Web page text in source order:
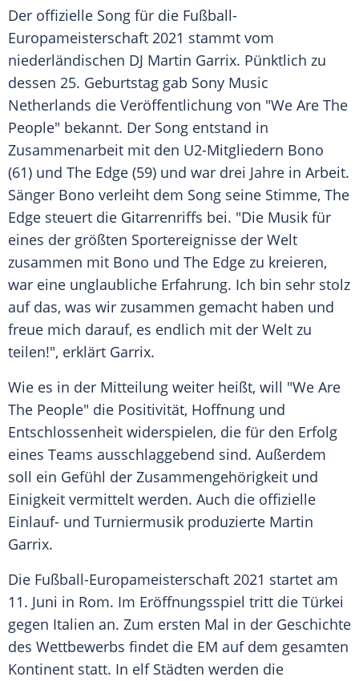
Der offizielle Song für die Fußball-
Europameisterschaft 2021 stammt vom
niederländischen DJ Martin Garrix. Pünktlich zu
dessen 25. Geburtstag gab Sony Music
Netherlands die Veröffentlichung von "We Are The
People" bekannt. Der Song entstand in
Zusammenarbeit mit den U2-Mitgliedern Bono
(61) und The Edge (59) und war drei Jahre in Arbeit.
Sänger Bono verleiht dem Song seine Stimme, The
Edge steuert die Gitarrenriffs bei. "Die Musik für
eines der größten Sportereignisse der Welt
zusammen mit Bono und The Edge zu kreieren,
war eine unglaubliche Erfahrung. Ich bin sehr stolz
auf das, was wir zusammen gemacht haben und
freue mich darauf, es endlich mit der Welt zu
teilen!", erklärt Garrix.
Wie es in der Mitteilung weiter heißt, will "We Are
The People" die Positivität, Hoffnung und
Entschlossenheit widerspielen, die für den Erfolg
eines Teams ausschlaggebend sind. Außerdem
soll ein Gefühl der Zusammengehörigkeit und
Einigkeit vermittelt werden. Auch die offizielle
Einlauf- und Turniermusik produzierte Martin
Garrix.
Die Fußball-Europameisterschaft 2021 startet am
11. Juni in Rom. Im Eröffnungsspiel tritt die Türkei
gegen Italien an. Zum ersten Mal in der Geschichte
des Wettbewerbs findet die EM auf dem gesamten
Kontinent statt. In elf Städten werden die